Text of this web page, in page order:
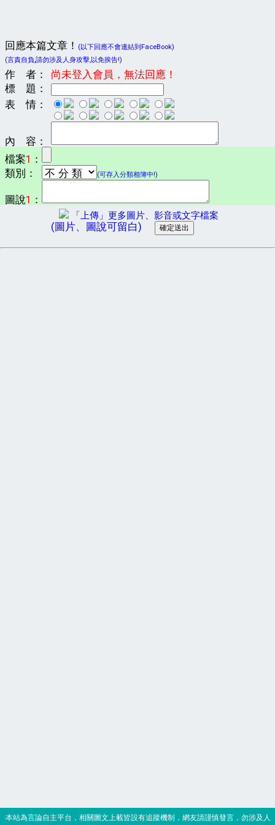
回應本篇文章！
(以下回應不會連結到FaceBook)
(言責自負,請勿涉及人身攻擊,以免挨告!)
作 者：
尚未登入會員，無法回應！
標 題：
表 情：
內 容：
檔案1 ：
類別：
(可存入分類相簿中!)
圖說1 ：
「上傳」更多圖片、影音或文字檔案
(圖片、圖說可留白)
‧本站為言論自主平台，相關圖文上載皆設有追蹤機制，網友請謹慎發言，勿涉及人